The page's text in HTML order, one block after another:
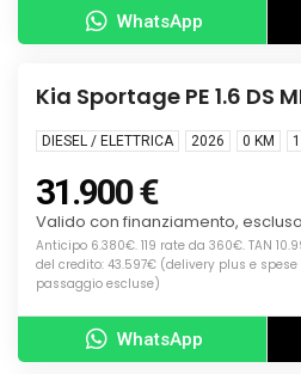
WhatsApp
KM0
Info
Kia Sportage PE 1.6 DS
DIESEL / ELETTRICA 2026 0 KM
31.900 €
Valido con finanziamento,
Anticipo 6.380€. 119 rate da 360€. TAN
del credito: 43.597€ (delivery plus e
passaggio escluse)
WhatsApp
Info